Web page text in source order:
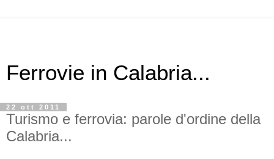
Ferrovie in Calabria...
22 ott 2011
Turismo e ferrovia: parole d'ordine della
Calabria...